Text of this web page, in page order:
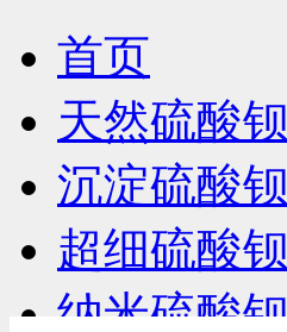
首页
天然硫酸钡
沉淀硫酸钡
超细硫酸钡
纳米硫酸钡